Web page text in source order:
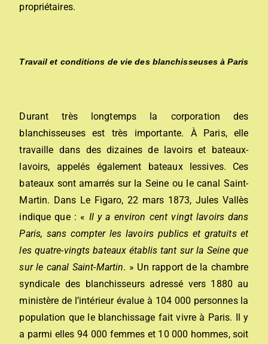
propriétaires.
Travail et conditions de vie des blanchisseuses à Paris
Durant très longtemps la corporation des
blanchisseuses est très importante. À Paris, elle
travaille dans des dizaines de lavoirs et bateaux-
lavoirs, appelés également bateaux lessives. Ces
bateaux sont amarrés sur la Seine ou le canal Saint-
Martin. Dans Le Figaro, 22 mars 1873, Jules Vallès
indique que : « Il y a environ cent vingt lavoirs dans
Paris, sans compter les lavoirs publics et gratuits et
les quatre-vingts bateaux établis tant sur la Seine que
sur le canal Saint-Martin. » Un rapport de la chambre
syndicale des blanchisseurs adressé vers 1880 au
ministère de l’intérieur évalue à 104 000 personnes la
population que le blanchissage fait vivre à Paris. Il y
a parmi elles 94 000 femmes et 10 000 hommes, soit